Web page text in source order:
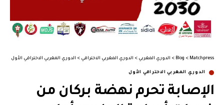
Matchpress
>
Blog
> الدوري المغربي > الدوري المغربي الاحترافي > الدوري المغربي الاحترافي الأول
الدوري المغربي الاحترافي الأول
الإصابة تحرم نهضة بركان من